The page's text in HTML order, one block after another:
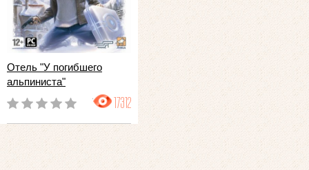
Отель "У погибшего
альпиниста"
17312